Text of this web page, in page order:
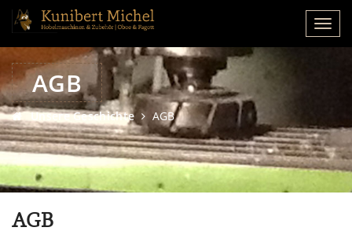
AGB
Unsere Geschichte AGB
AGB